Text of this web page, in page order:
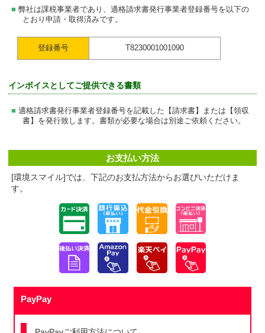
弊社は課税事業者であり、適格請求書発行事業者登録番号を以下の
とおり申請・取得済みです。
登録番号 T8230001001090
インボイスとしてご提供できる書類
適格請求書発行事業者登録番号を記載した【請求書】または【領収
書】を発行致します。書類が必要な場合は別途ご依頼ください。
お支払い方法
[環境スマイル]では、下記のお支払方法からお選びいただけま
す。
PayPay